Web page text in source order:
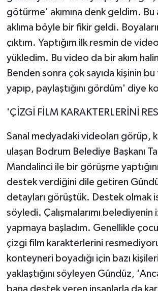
götürme' akımına denk geldim. Bu
aklıma böyle bir fikir geldi.
çıktım. Yaptığım ilk resmin de
yükledim. Bu video da bir akım
Benden sonra çok sayıda kişinin
yapıp, paylaştığını gördüm' diye
'ÇİZGİ FİLM KARAKTERLERİNİ
Sanal medyadaki videoları görüp,
ulaşan Bodrum Belediye Başkanı
Mandalinci ile bir görüşme
destek verdiğini dile getiren
detayları görüştük. Destek olmak
söyledi. Çalışmalarımı belediyenin
yapmaya başladım. Genellikle
çizgi film karakterlerini
konteyneri boyadığı için bazı
yaklaştığını söyleyen Gündüz,
bana destek veren insanlarla da